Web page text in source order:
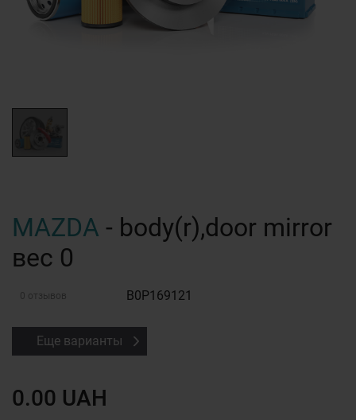
MAZDA - body(r),door mirror
вес 0
0 отзывов B0P169121
Еще варианты
0.00 UAH